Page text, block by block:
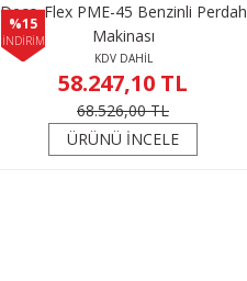
%15
İNDİRİM
Deco-Flex PME-45 Benzinli Perdah
Makinası
KDV DAHİL
58.247,10 TL
68.526,00 TL
ÜRÜNÜ İNCELE